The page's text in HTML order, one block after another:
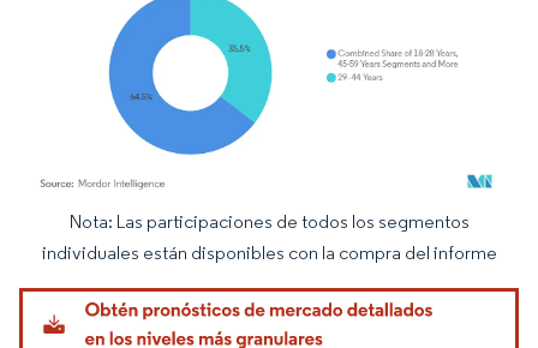
Imagen © Mordor Intelligence. El uso requiere atribución según CC BY 4.0.
Nota: Las participaciones de todos los segmentos
individuales están disponibles con la compra del informe